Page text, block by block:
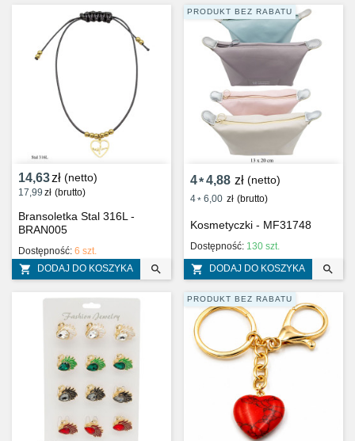
14,63zł (netto)
17,99 zł (brutto)
Bransoletka Stal 316L -
BRAN005
Dostępność: 6 szt.
 DODAJ DO KOSZYKA 
4*4,88 zł (netto)
4* 6,00 zł (brutto)
Kosmetyczki - MF31748
Dostępność: 130 szt.
 DODAJ DO KOSZYKA 
PRODUKT BEZ RABATU
PRODUKT BEZ RABATU